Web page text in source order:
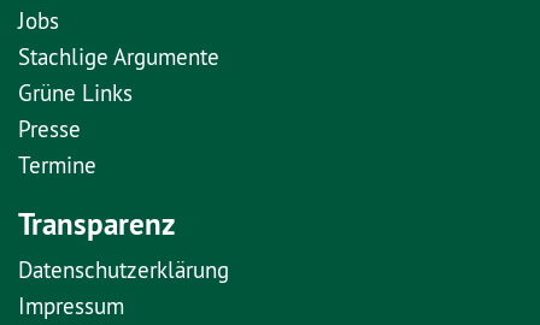
Jobs
Stachlige Argumente
Grüne Links
Presse
Termine
Transparenz
Datenschutzerklärung
Impressum